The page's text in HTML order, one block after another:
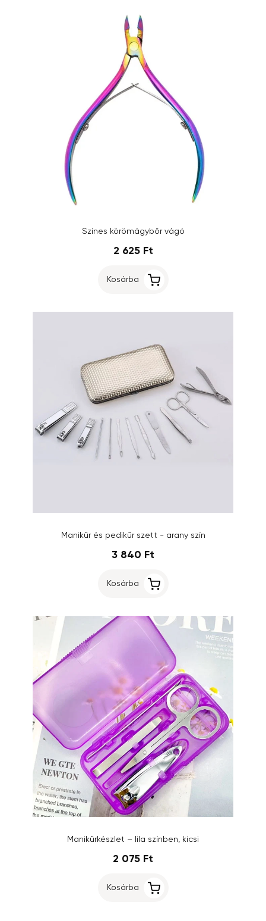
Színes körömágybőr vágó
2 625 Ft
Kosárba
Manikűr és pedikűr szett - arany szín
3 840 Ft
Kosárba
Manikűrkészlet – lila színben, kicsi
2 075 Ft
Kosárba